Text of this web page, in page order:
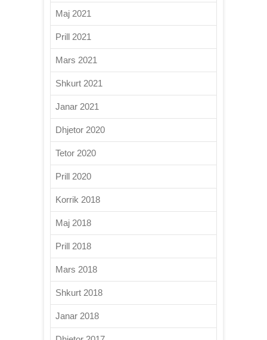
Maj 2021
Prill 2021
Mars 2021
Shkurt 2021
Janar 2021
Dhjetor 2020
Tetor 2020
Prill 2020
Korrik 2018
Maj 2018
Prill 2018
Mars 2018
Shkurt 2018
Janar 2018